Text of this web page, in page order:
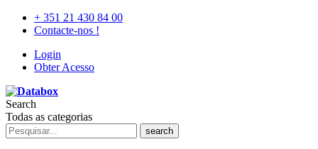
+ 351 21 430 84 00
Contacte-nos !
Login
Obter Acesso
Search
Todas as categorias
search